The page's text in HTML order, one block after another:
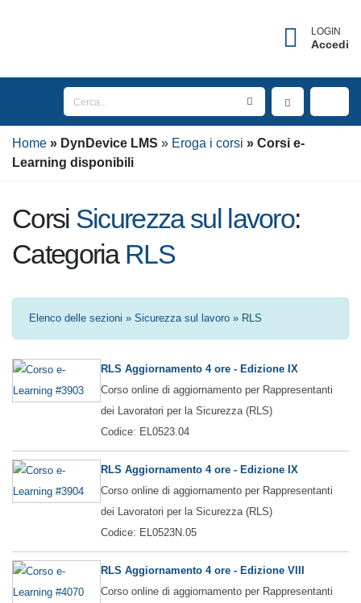
LOGIN
Accedi
Home DynDevice LMS Eroga i corsi
Corsi e-
Learning disponibili
×
Inserisci l'indirizzo Email associato al tuo account
per ricevere il tuo username.
Email
INVIA
CorsiSicurezza sul lavoro
CategoriaRLS
Elenco delle sezioni»Sicurezza sul lavoro» RLS
RLS Aggiornamento 4 ore - Edizione IX
Corso online di aggiornamento per Rappresentanti
dei Lavoratori per la Sicurezza (RLS)
Codice: EL0523.04
RLS Aggiornamento 4 ore - Edizione IX
Corso online di aggiornamento per Rappresentanti
dei Lavoratori per la Sicurezza (RLS)
Codice: EL0523N.05
RLS Aggiornamento 4 ore - Edizione VIII
Corso online di aggiornamento per Rappresentanti